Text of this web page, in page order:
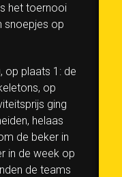
het toernooi
snoepjes op
op plaats 1: de
op
ging
helaas
de beker in
in de week op
de teams